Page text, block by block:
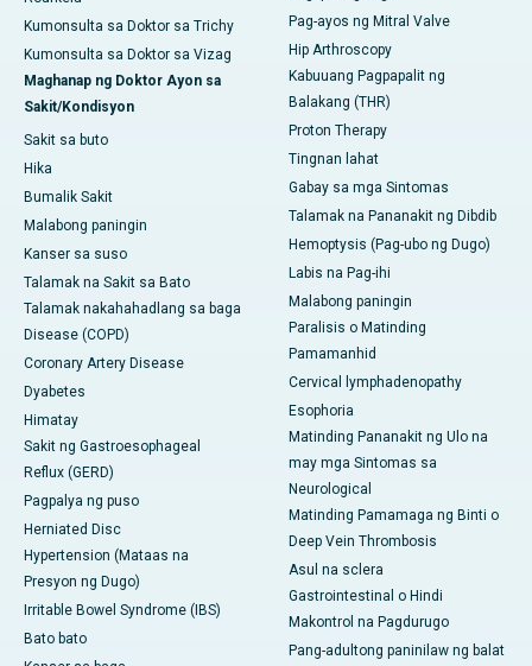
Kumonsulta sa Doktor sa Trichy
Kumonsulta sa Doktor sa Vizag
Maghanap ng Doktor Ayon sa
Sakit/Kondisyon
Sakit sa buto
Hika
Bumalik Sakit
Malabong paningin
Kanser sa suso
Talamak na Sakit sa Bato
Talamak nakahahadlang sa baga
Disease (COPD)
Coronary Artery Disease
Dyabetes
Himatay
Sakit ng Gastroesophageal
Reflux (GERD)
Pagpalya ng puso
Herniated Disc
Hypertension (Mataas na
Presyon ng Dugo)
Irritable Bowel Syndrome (IBS)
Bato bato
Pag-ayos ng Mitral Valve
Hip Arthroscopy
Kabuuang Pagpapalit ng
Balakang (THR)
Proton Therapy
Tingnan lahat
Gabay sa mga Sintomas
Talamak na Pananakit ng Dibdib
Hemoptysis (Pag-ubo ng Dugo)
Labis na Pag-ihi
Malabong paningin
Paralisis o Matinding
Pamamanhid
Cervical lymphadenopathy
Esophoria
Matinding Pananakit ng Ulo na
may mga Sintomas sa
Neurological
Matinding Pamamaga ng Binti o
Deep Vein Thrombosis
Asul na sclera
Gastrointestinal o Hindi
Makontrol na Pagdurugo
Pang-adultong paninilaw ng balat